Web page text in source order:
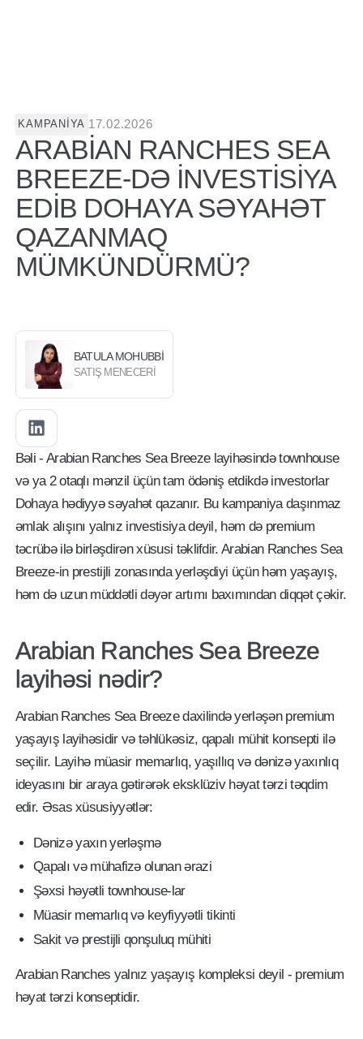
KAMPANIYA 17.02.2026
ARABIAN RANCHES SEA
BREEZE-DƏ INVESTISIYA
EDIB DOHAYA SƏYAHƏT
QAZANMAQ
MÜMKÜNDÜRMÜ?
BATULA MOHUBBI
SATIŞ MENECERI
Bəli - Arabian Ranches Sea Breeze layihəsində townhouse
və ya 2 otaqlı mənzil üçün tam ödəniş etdikdə investorlar
Dohaya hədiyyə səyahət qazanır. Bu kampaniya daşınmaz
əmlak alışını yalnız investisiya deyil, həm də premium
təcrübə ilə birləşdirən xüsusi təklifdir. Arabian Ranches Sea
Breeze-in prestijli zonasında yerləşdiyi üçün həm yaşayış,
həm də uzun müddətli dəyər artımı baxımından diqqət çəkir.
Arabian Ranches Sea Breeze
layihəsi nədir?
Arabian Ranches Sea Breeze daxilində yerləşən premium
yaşayış layihəsidir və təhlükəsiz, qapalı mühit konsepti ilə
seçilir. Layihə müasir memarlıq, yaşıllıq və dənizə yaxınlıq
ideyasını bir araya gətirərək eksklüziv həyat tərzi təqdim
edir. Əsas xüsusiyyətlər:
Dənizə yaxın yerləşmə
Qapalı və mühafizə olunan ərazi
Şəxsi həyətli townhouse-lar
Müasir memarlıq və keyfiyyətli tikinti
Sakit və prestijli qonşuluq mühiti
Arabian Ranches yalnız yaşayış kompleksi deyil - premium
həyat tərzi konseptidir.